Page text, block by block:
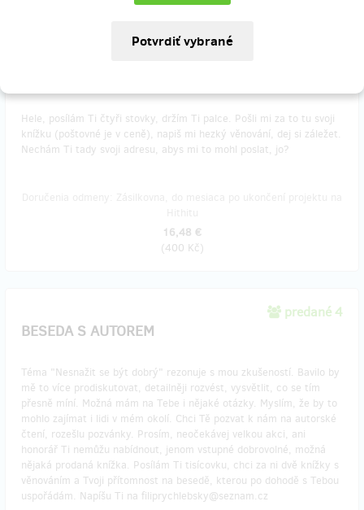
Hele, posílám Ti čtyři stovky, držím Ti palce. Pošli mi za to tu svoji
knížku (poštovné je v ceně), napiš mi hezký věnování, dej si záležet.
Nechám Ti tady svoji adresu, abys mi to mohl poslat, jo?
16,48 €
(400 Kč)
predané 4
BESEDA S AUTOREM
Téma "Nesnažit se být dobrý" rezonuje s mou zkušeností. Bavilo by
mě to více prodiskutovat, detailněji rozvést, vysvětlit, co se tím
přesně míní. Možná mám na Tebe i nějaké otázky. Myslím, že by to
mohlo zajímat i lidi v mém okolí. Chci Tě pozvat k nám na autorské
čtení, rozešlu pozvánky. Prosím, neočekávej velkou akci, ani
honorář Ti nemůžu nabídnout, jenom vstupné dobrovolné, možná
nějaká prodaná knížka. Posílám Ti tisícovku, chci za ni dvě knížky s
věnováním a Tvoji přítomnost na besedě, kterou po dohodě s Tebou
uspořádám. Napíšu Ti na filiprychlebsky@seznam.cz